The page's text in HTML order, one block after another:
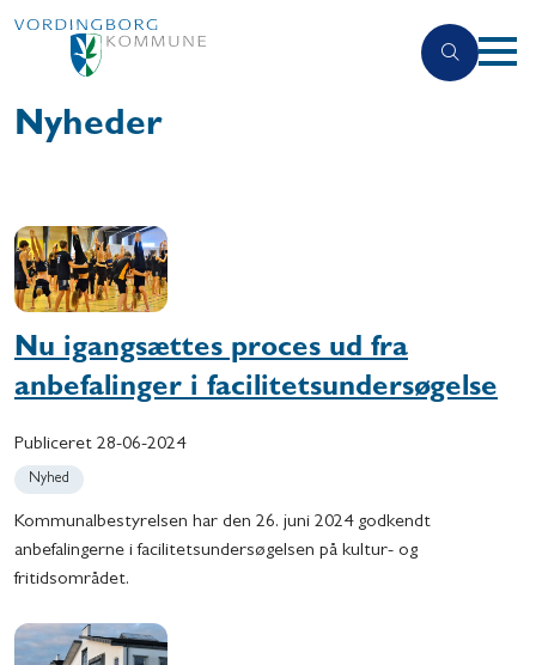
Nyheder
Nu igangsættes proces ud fra
anbefalinger i facilitetsundersøgelse
Publiceret 28-06-2024
Nyhed
Kommunalbestyrelsen har den 26. juni 2024 godkendt
anbefalingerne i facilitetsundersøgelsen på kultur- og
fritidsområdet.